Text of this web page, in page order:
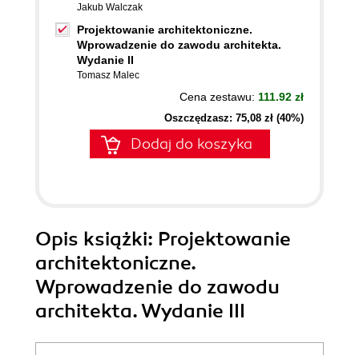
Jakub Walczak
Projektowanie architektoniczne.
Wprowadzenie do zawodu architekta.
Wydanie II
Tomasz Malec
Cena zestawu: 111.92 zł
Oszczędzasz: 75,08 zł (40%)
Dodaj do koszyka
Opis książki: Projektowanie
architektoniczne.
Wprowadzenie do zawodu
architekta. Wydanie III